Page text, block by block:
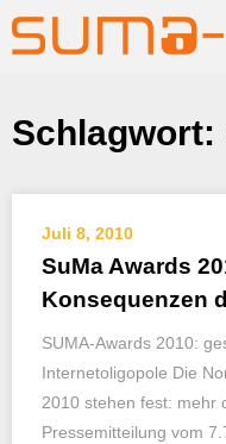
Skip
Schlagwort:
Juli 8, 2010
SuMa Awards
Konsequenzen
SUMA-Awards 2010:
Internetoligopole Die
2010 stehen fest: mehr
Pressemitteilung vom